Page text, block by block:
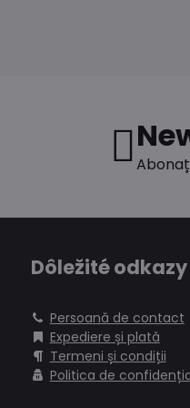
Dôležité odkazy
Persoană de contact
Expediere și plată
Termeni și condiții
Politica de